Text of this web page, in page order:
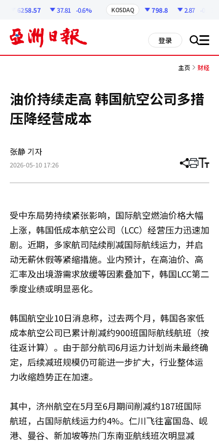
6258.57 37.81 -0.6% KOSDAQ 798.8 2.87 -0.36%
登录 搜 all
主页 财经
油价持续走高 韩国航空公司多措
压降经营成本
张静 기자
2026-05-10 17:26 分
章
打 调
小
受中东局势持续紧张影响，国际航空燃油价格大幅
上涨，韩国低成本航空公司（LCC）经营压力迅速加
剧。近期，多家航司陆续削减国际航线运力，并启
动无薪休假等紧缩措施。业内预计，在高油价、高
汇率及出境游需求放缓等因素叠加下，韩国LCC第二
季度业绩或明显恶化。
韩国航空业10日消息称，过去两个月，韩国各家低
成本航空公司已累计削减约900班国际航线航班（按
往返计算）。由于部分航司6月运力计划尚未最终确
定，后续减班规模仍可能进一步扩大，行业整体运
力收缩趋势正在加速。
其中，济州航空在5月至6月期间削减约187班国际
航班，占国际航线运力约4%。仁川飞往富国岛、岘
港、曼谷、新加坡等热门东南亚航线班次明显减